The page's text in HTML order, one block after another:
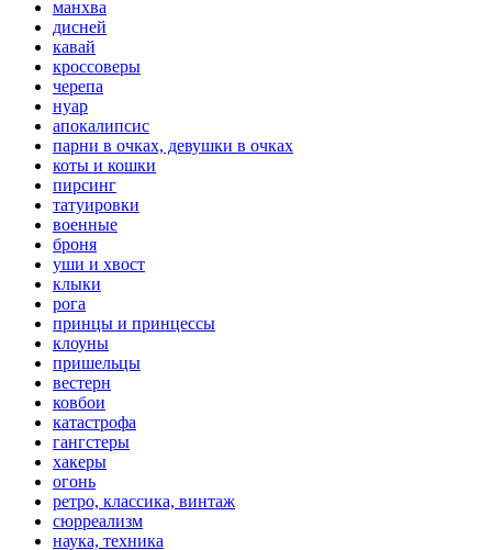
манхва
дисней
кавай
кроссоверы
черепа
нуар
апокалипсис
парни в очках, девушки в очках
коты и кошки
пирсинг
татуировки
военные
броня
уши и хвост
клыки
рога
принцы и принцессы
клоуны
пришельцы
вестерн
ковбои
катастрофа
гангстеры
хакеры
огонь
ретро, классика, винтаж
сюрреализм
наука, техника